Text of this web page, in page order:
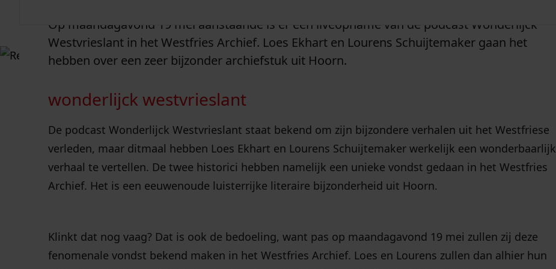
Op maandagavond 19 mei aanstaande is er een liveopname van de podcast Wonderlijck
Westvrieslant in het Westfries Archief. Loes Ekhart en Lourens Schuijtemaker gaan het
hebben over een zeer bijzonder archiefstuk uit Hoorn.
wonderlijck westvrieslant
De podcast Wonderlijck Westvrieslant staat bekend om zijn bijzondere verhalen uit het Westfriese
verleden, maar ditmaal hebben Loes Ekhart en Lourens Schuijtemaker werkelijk een wonderbaarlijk
verhaal te vertellen. De twee historici hebben namelijk een unieke vondst gedaan in het Westfries
Archief. Het is een eeuwenoude luisterrijke literaire bijzonderheid uit Hoorn.
Klinkt dat nog vaag? Dat is ook de bedoeling, want pas op maandagavond 19 mei zullen zij deze
fenomenale vondst bekend maken in het Westfries Archief. Loes en Lourens zullen dan alhier hun